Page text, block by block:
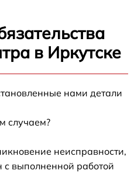
в Иркутске
нами детали
случаем?
неисправности,
с выполненной работой